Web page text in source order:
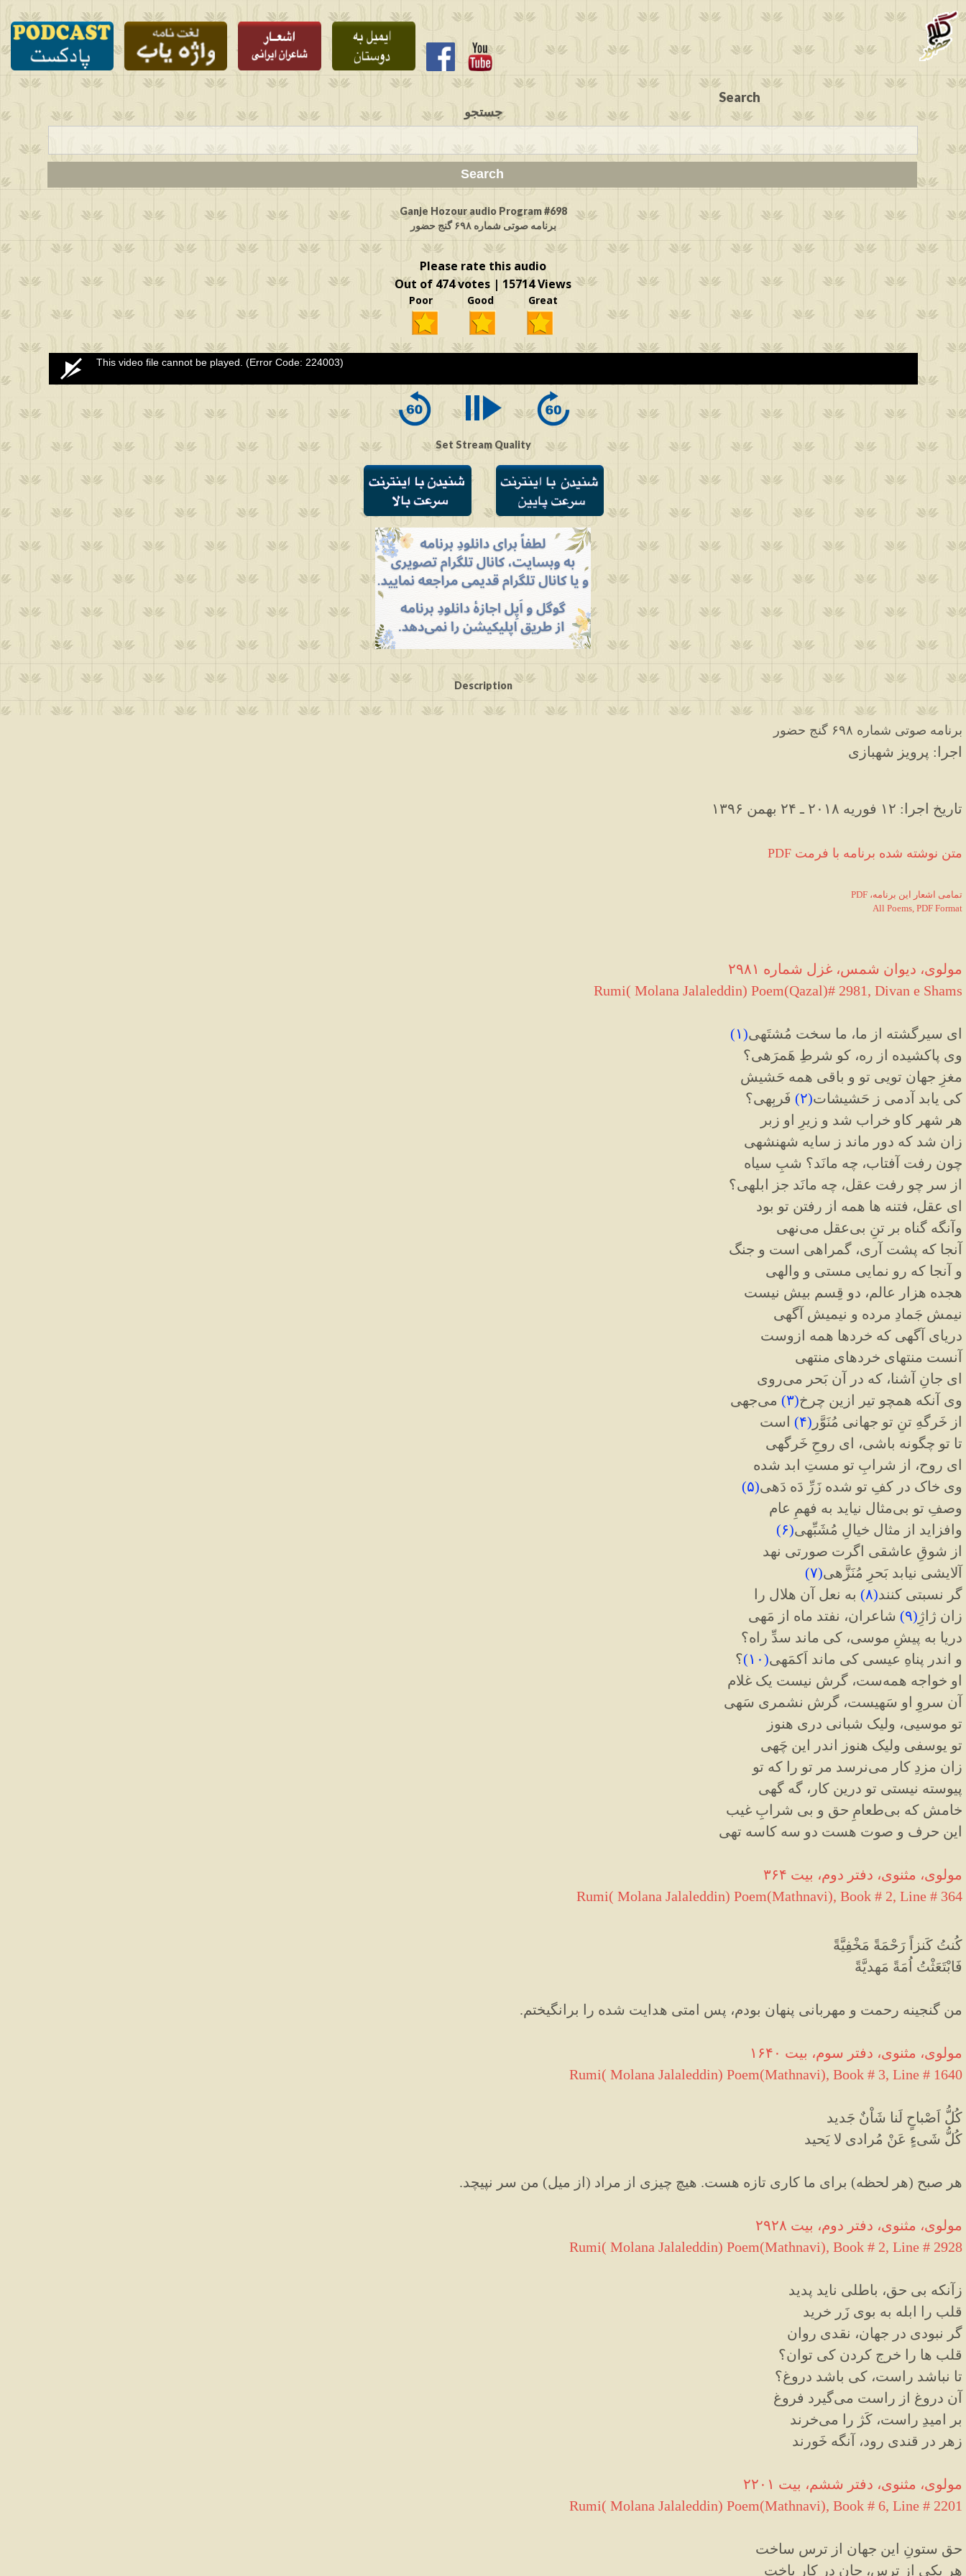
Search
جستجو
Ganje Hozour audio Program #698
برنامه صوتی شماره ۶۹۸ گنج حضور
Please rate this audio
Out of 474 votes | 15714 Views
Poor Good Great
seconds
This video file cannot be played. (Error Code: 224003)
Set Stream Quality
Description
برنامه صوتی شماره ۶۹۸ گنج حضور
اجرا: پرویز شهبازی
۱۳۹۶ تاریخ اجرا: ۱۲ فوریه ۲۰۱۸ ـ ۲۴ بهمن
PDF متن نوشته شده برنامه با فرمت
PDF ،تمامی اشعار این برنامه
All Poems, PDF Format
مولوی، دیوان شمس، غزل شماره ۲۹۸۱
Rumi( Molana Jalaleddin) Poem(Qazal)# 2981, Divan e Shams
ای سیرگشته از ما، ما سخت مُشتَهی(۱)
وی پاکشیده از ره، کو شرطِ هَمرَهی؟
مغزِ جهان تویی تو و باقی همه حَشیش
کی یابد آدمی ز حَشیشات(۲) فَربِهی؟
هر شهر کاو خراب شد و زیرِ او زبر
زان شد که دور ماند ز سایه شهنشهی
چون رفت آفتاب، چه مانَد؟ شبِ سیاه
از سر چو رفت عقل، چه مانَد جز ابلهی؟
ای عقل، فتنه‌ ها همه از رفتن تو بود
وآنگه گناه بر تنِ بی‌عقل می‌نهی
آنجا که پشت آری، گمراهی است و جنگ
و آنجا که رو نمایی مستی و والهی
هجده هزار عالم، دو قِسم بیش نیست
نیمش جَمادِ مرده و نیمیش آگهی
دریای آگهی که خردها همه ازوست
آنست منتهای خردهای منتهی
ای جانِ آشنا، که در آن بَحر می‌روی
وی آنکه همچو تیر ازین چرخ(۳) می‌جهی
از خَرگهِ تنِ تو جهانی مُنَوَّر (۴) است
تا تو چگونه باشی، ای روحِ خَرگهی
ای روح، از شرابِ تو مستِ ابد شده
وی خاک در کفِ تو شده زَرِّ دَه دَهی(۵)
وصفِ تو بی‌مثال نیاید به فهمِ عام
وافزاید از مثال خیالِ مُشَبِّهی(۶)
از شوقِ عاشقی اگرت صورتی نهد
آلایشی نیابد بَحرِ مُنَزَّهی(۷)
گر نسبتی کنند(۸) به نعل آن هلال را
زان ژاژِ (۹) شاعران، نفتد ماه از مَهی
دریا به پیشِ موسی، کی ماند سدِّ راه؟
و اندر پناهِ عیسی کی ماند اَکمَهی(۱۰)؟
او خواجه همه‌ست، گرش نیست یک غلام
آن سروِ او سَهیست، گرش نشمری سَهی
تو موسیی، ولیک شبانی دری هنوز
تو یوسفی ولیک هنوز اندر این چَهی
زان مزدِ کار می‌نرسد مر تو را که تو
پیوسته نیستی تو درین کار، گه گهی
خامش که بی‌طعامِ حق و بی‌ شرابِ غیب
این حرف و صوت هست دو سه کاسه تهی
مولوی، مثنوی، دفتر دوم، بیت ۳۶۴
Rumi( Molana Jalaleddin) Poem(Mathnavi), Book # 2, Line # 364
کُنتُ کَنزاً رَحْمَةً مَخْفِیَّةً
فَابْتَعَثْتُ اُمَةً مَهدیَّةً
من گنجینه رحمت و مهربانی پنهان بودم، پس امتی هدایت شده را برانگیختم.
مولوی، مثنوی، دفتر سوم، بیت ۱۶۴۰
Rumi( Molana Jalaleddin) Poem(Mathnavi), Book # 3, Line # 1640
کُلُّ اَصْباحٍ لَنا شَاْنٌ جَدید
کُلُّ شَیءٍ عَنْ مُرادی لا یَحید
هر صبح (هر لحظه) برای ما کاری تازه هست. هیچ چیزی از مراد (از میل) من سر نپیچد.
مولوی، مثنوی، دفتر دوم، بیت ۲۹۲۸
Rumi( Molana Jalaleddin) Poem(Mathnavi), Book # 2, Line # 2928
زآنکه بی حق، باطلی ناید پدید
قلب را ابله به بوی زَر خرید
گر نبودی در جهان، نقدی روان
قلب ها را خرج کردن کی توان؟
تا نباشد راست، کی باشد دروغ؟
آن دروغ از راست می‌گیرد فروغ
بر امیدِ راست، کَژ را می‌خرند
زهر در قندی رود، آنگه خَورند
مولوی، مثنوی، دفتر ششم، بیت ۲۲۰۱
Rumi( Molana Jalaleddin) Poem(Mathnavi), Book # 6, Line # 2201
حق ستونِ این جهان از ترس ساخت
هر یکی از ترس، جان در کار باخت